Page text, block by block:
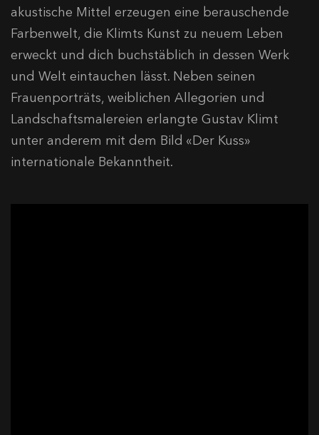
akustische Mittel erzeugen eine berauschende
Farbenwelt, die Klimts Kunst zu neuem Leben
erweckt und dich buchstäblich in dessen Werk
und Welt eintauchen lässt. Neben seinen
Frauenporträts, weiblichen Allegorien und
Landschaftsmalereien erlangte Gustav Klimt
unter anderem mit dem Bild «Der Kuss»
internationale Bekanntheit.